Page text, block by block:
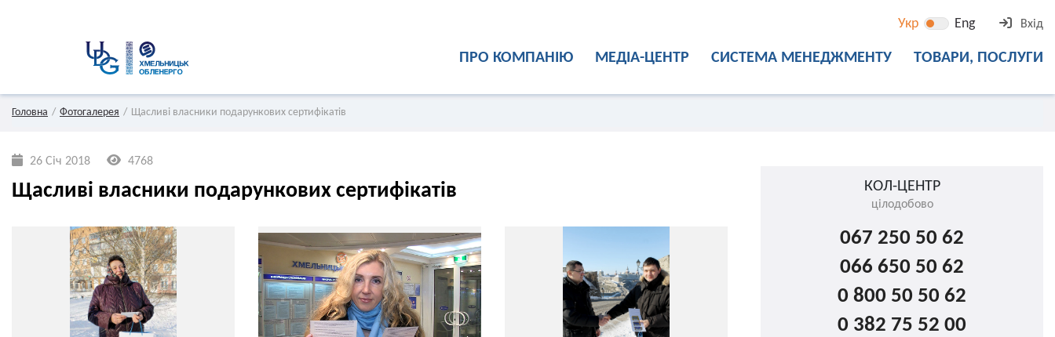
Укр Eng Вхід
ПРО КОМПАНІЮ МЕДІА-ЦЕНТР СИСТЕМА МЕНЕДЖМЕНТУ ТОВАРИ, ПОСЛУГИ
Головна Фотогалерея Щасливі власники подарункових сертифікатів
26 Січ 2018 4768
Щасливі власники подарункових сертифікатів КОЛ-ЦЕНТР
цілодобово
067 250 50 62
066 650 50 62
0 800 50 50 62
0 382 75 52 00